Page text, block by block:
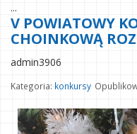
...
V POWIATOWY
CHOINKOWĄ
admin3906
Kategoria: konkursy